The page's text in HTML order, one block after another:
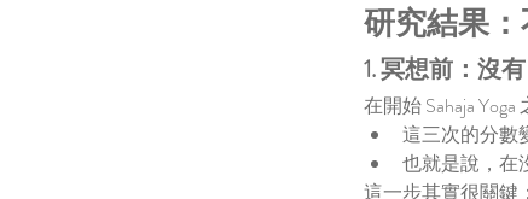
研究結果
1. 冥想前：沒
在開始 Sahaja
這三次的分數
也就是說，在
這一步其實很關